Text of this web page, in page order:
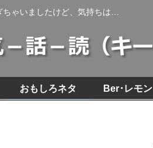
ちゃいましたけど、気持ちは…
おもしろネタ Ber･レモン